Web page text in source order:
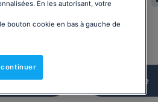
En les autorisant, votre
bouton cookie en bas à gauche de